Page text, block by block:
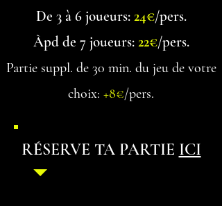
De 3 à 6 joueurs: 24€/pers.
Àpd de 7 joueurs: 22€/pers.
Partie suppl. de 30 min. du jeu de votre
choix: +8€/pers.
RÉSERVE TA PARTIE ICI